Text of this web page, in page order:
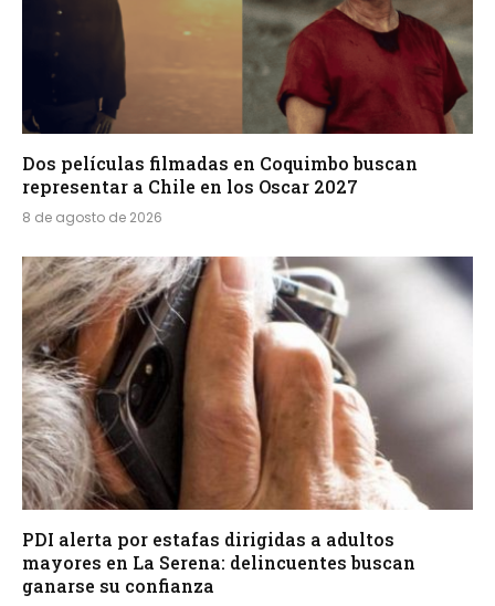
Dos películas filmadas en Coquimbo buscan
representar a Chile en los Oscar 2027
8 de agosto de 2026
PDI alerta por estafas dirigidas a adultos
mayores en La Serena: delincuentes buscan
ganarse su confianza